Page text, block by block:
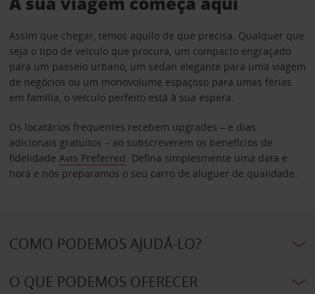
Assim que chegar, temos aquilo de que precisa. Qualquer que
seja o tipo de veículo que procura, um compacto engraçado
para um passeio urbano, um sedan elegante para uma viagem
de negócios ou um monovolume espaçoso para umas férias
em família, o veículo perfeito está à sua espera.
Os locatários frequentes recebem upgrades – e dias
adicionais gratuitos – ao subscreverem os benefícios de
fidelidade Avis Preferred. Defina simplesmente uma data e
hora e nós preparamos o seu carro de aluguer de qualidade.
COMO PODEMOS AJUDÁ-LO?
O QUE PODEMOS OFERECER